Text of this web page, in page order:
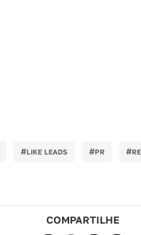
#LIKE LEADS #PR #
COMPARTILHE